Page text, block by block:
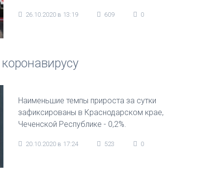
26.10.2020 в 13:19 609 0
Наименьшие темпы прироста за сутки
зафиксированы в Краснодарском крае,
Чеченской Республике - 0,2%.
20.10.2020 в 17:24 523 0